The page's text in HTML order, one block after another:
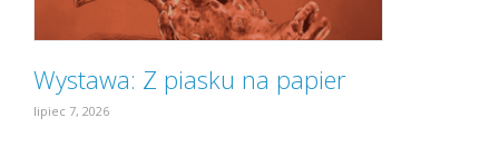
Wystawa: Z piasku na papier
lipiec 7, 2026